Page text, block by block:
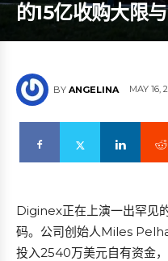
的15亿收购大限
BY ANGELINA MAY 16,
Diginex正在上演一出罕见
码。公司创始人Miles
投入2540万美元自有资金